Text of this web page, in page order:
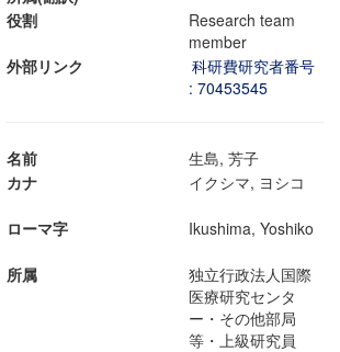
役割
Research team
member
外部リンク
科研費研究者番号
: 70453545
名前
生島, 芳子
カナ
イクシマ, ヨシコ
ローマ字 Ikushima, Yoshiko
所属
独立行政法人国際
医療研究センタ
ー・その他部局
等・上級研究員